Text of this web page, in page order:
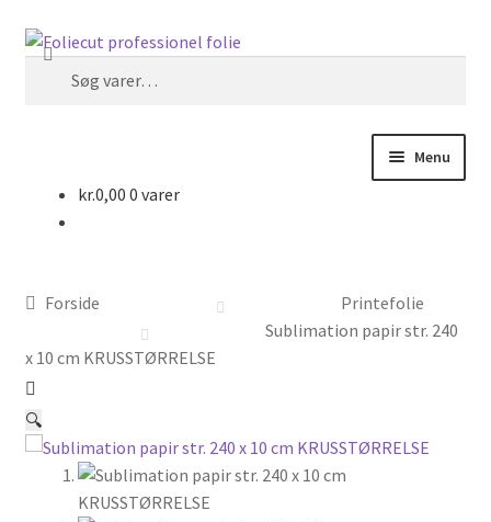
Spring
navigation
Spring
Søg
Søg
Menu
Kasse
Handelsbetingelser hos Foliecut
Min Konto
kr.0,00 0 varer
Forside
Printefolie
Sublimation papir str. 240
x 10 cm KRUSSTØRRELSE
🔍